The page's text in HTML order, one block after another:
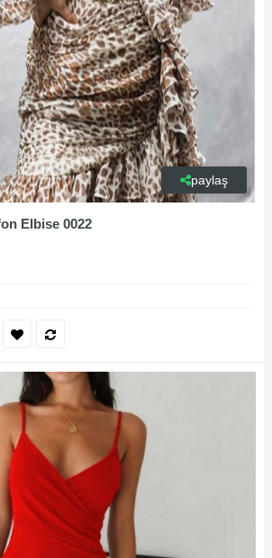
paylaş
Elbise 0022